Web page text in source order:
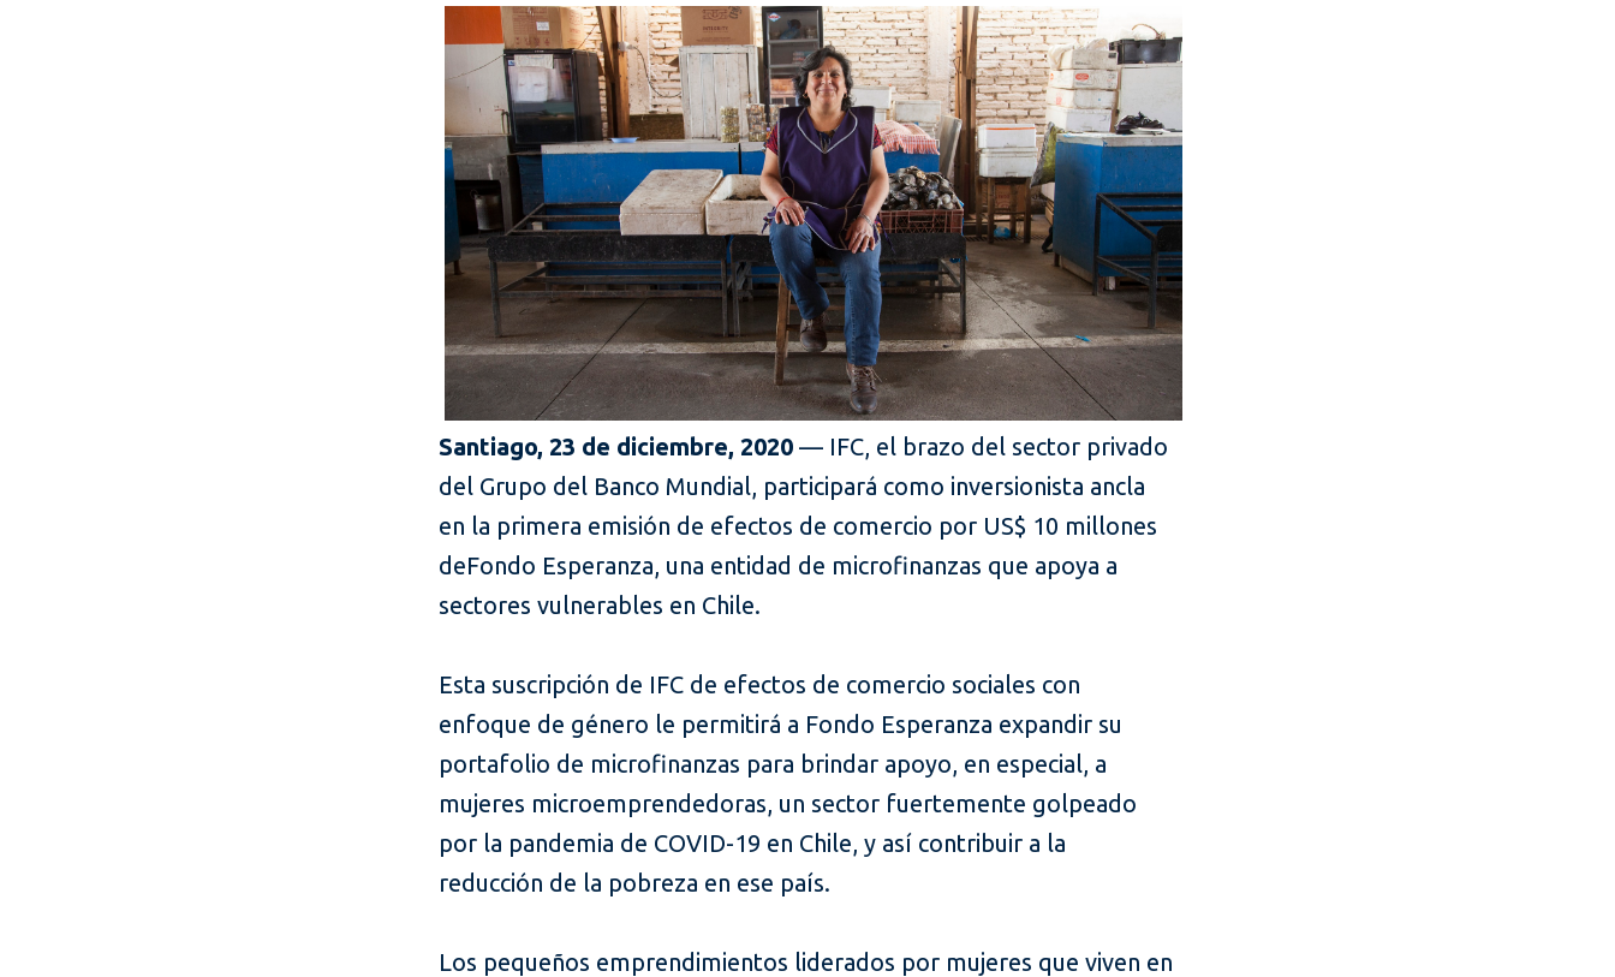
Santiago, 23 de diciembre, 2020— IFC, el brazo del sector privado
del Grupo del Banco Mundial, participará como inversionista ancla
en la primera emisión de efectos de comercio por US$ 10 millones
deFondo Esperanza, una entidad de microfinanzas que apoya a
sectores vulnerables en Chile.
Esta suscripción de IFC de efectos de comercio sociales con
enfoque de género le permitirá a Fondo Esperanza expandir su
portafolio de microfinanzas para brindar apoyo, en especial, a
mujeres microemprendedoras, un sector fuertemente golpeado
por la pandemia de COVID-19 en Chile, y así contribuir a la
reducción de la pobreza en ese país.
Los pequeños emprendimientos liderados por mujeres que viven en